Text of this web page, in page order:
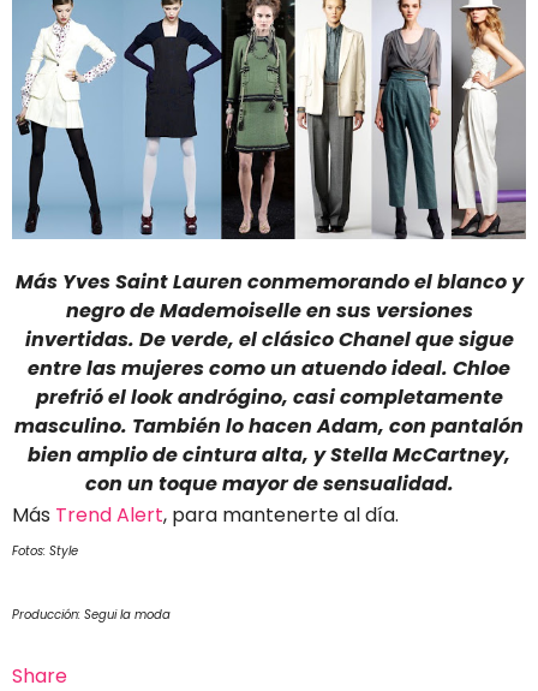
Más Yves Saint Lauren conmemorando el blanco y
negro de Mademoiselle en sus versiones
invertidas. De verde, el clásico Chanel que sigue
entre las mujeres como un atuendo ideal. Chloe
prefrió el look andrógino, casi completamente
masculino. También lo hacen Adam, con pantalón
bien amplio de cintura alta, y Stella McCartney,
con un toque mayor de sensualidad.
Más Trend Alert, para mantenerte al día.
Fotos: Style
Producción: Segui la moda
Share